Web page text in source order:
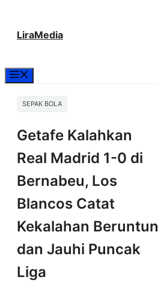
LiraMedia
SEPAK BOLA
Getafe Kalahkan
Real Madrid 1-0 di
Bernabeu, Los
Blancos Catat
Kekalahan Beruntun
dan Jauhi Puncak
Liga